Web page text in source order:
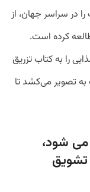
در سراسر جهان، از
کرده است.
را به کتاب تزریق
به تصویر می‌کشد تا
می شود،
تشویق